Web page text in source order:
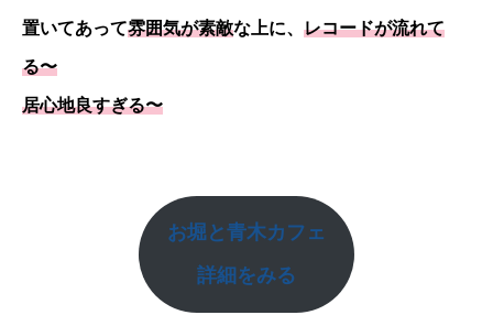
置いてあって雰囲気が素敵な上に、 レコードが流れて
る〜
居心地良すぎる〜
お堀と青木カフェ
詳細をみる